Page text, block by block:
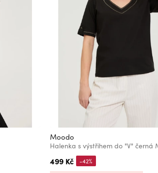
Moodo
Halenka s výstřihem do "V" černá
499 Kč -42%